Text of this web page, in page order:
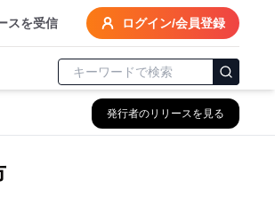
スを受信 ログイン/会員登録
発行者のリリースを見る